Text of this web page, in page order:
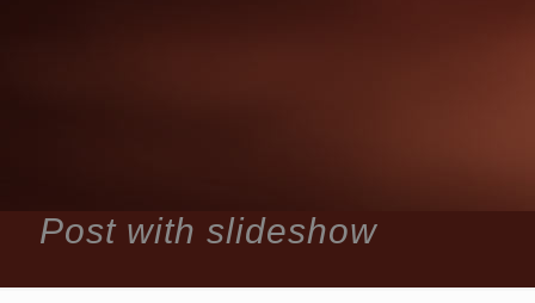
Post with slideshow